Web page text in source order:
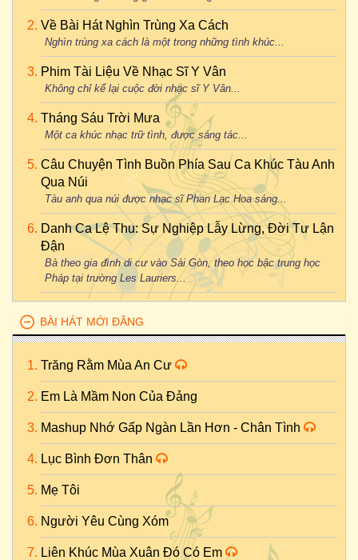
Về Bài Hát Nghìn Trùng Xa Cách
Nghìn trùng xa cách là một trong những tình khúc...
Phim Tài Liệu Về Nhạc Sĩ Y Vân
Không chỉ kể lại cuộc đời nhạc sĩ Y Vân...
Tháng Sáu Trời Mưa
Một ca khúc nhạc trữ tình, được sáng tác...
Câu Chuyện Tình Buồn Phía Sau Ca Khúc Tàu Anh
Qua Núi
Tàu anh qua núi được nhạc sĩ Phan Lạc Hoa sáng...
Danh Ca Lệ Thu: Sự Nghiệp Lẫy Lừng, Đời Tư Lận
Đận
Bà theo gia đình di cư vào Sài Gòn, theo học bậc trung học
Pháp tại trường Les Lauriers...
BÀI HÁT MỚI ĐĂNG
Trăng Rằm Mùa An Cư
Em Là Mầm Non Của Đảng
Mashup Nhớ Gấp Ngàn Lần Hơn - Chân Tình
Lục Bình Đơn Thân
Mẹ Tôi
Người Yêu Cùng Xóm
Liên Khúc Mùa Xuân Đó Có Em